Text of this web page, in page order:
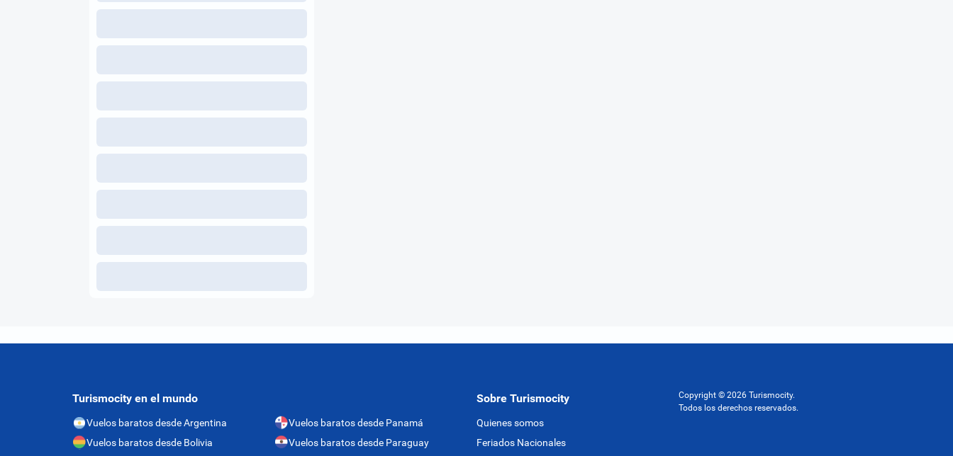
Turismocity en el mundo
Vuelos baratos desde Argentina
Vuelos baratos desde Bolivia
Vuelos baratos desde Panamá
Vuelos baratos desde Paraguay
Sobre Turismocity
Quienes somos
Feriados Nacionales
Copyright © 2026 Turismocity.
Todos los derechos reservados.